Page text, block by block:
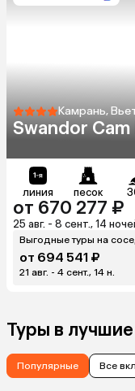
Камрань,
Swandor
линия песок
от 670 277 ₽
25 авг. - 8 сент., 14
Выгодные туры на
от 694 541 ₽
21 авг. - 4 сент., 14 н.
Туры в
Популярные Все